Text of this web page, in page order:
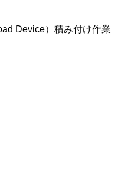
Device）積み付け作業